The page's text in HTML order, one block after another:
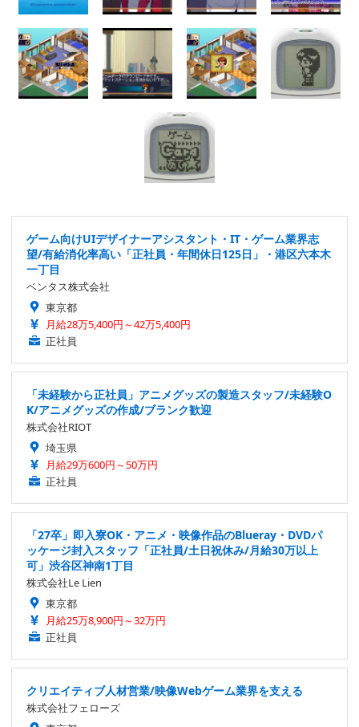
ゲーム向けUIデザイナーアシスタント・IT・ゲーム業界志
望/有給消化率高い「正社員・年間休日125日」・港区六本木
一丁目
ベンタス株式会社
東京都
月給28万5,400円～42万5,400円
正社員
「未経験から正社員」アニメグッズの製造スタッフ/未経験O
K/アニメグッズの作成/ブランク歓迎
株式会社RIOT
埼玉県
月給29万600円～50万円
正社員
「27卒」即入寮OK・アニメ・映像作品のBlueray・DVDパ
ッケージ封入スタッフ「正社員/土日祝休み/月給30万以上
可」渋谷区神南1丁目
株式会社Le Lien
東京都
月給25万8,900円～32万円
正社員
クリエイティブ人材営業/映像Webゲーム業界を支える
株式会社フェローズ